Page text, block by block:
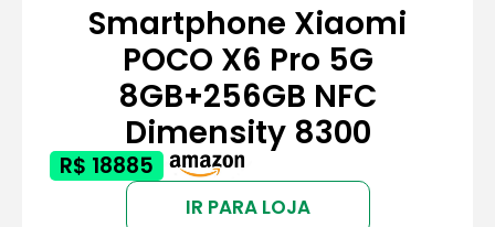
Smartphone Xiaomi
POCO X6 Pro 5G
8GB+256GB NFC
Dimensity 8300
R$ 18885
IR PARA LOJA